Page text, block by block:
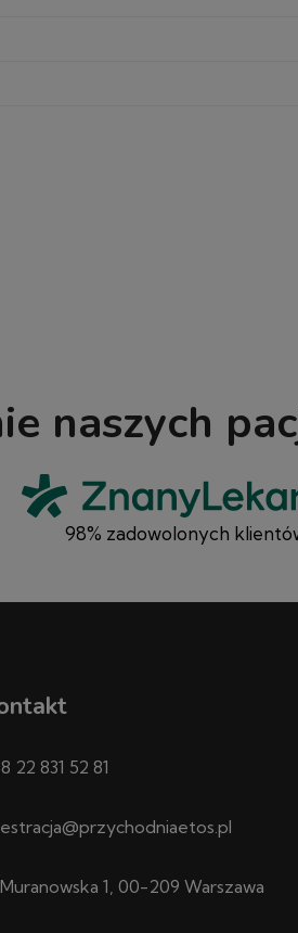
naszych
98% zadowolonych
22 831 52 81
1, 00-209 Warszawa